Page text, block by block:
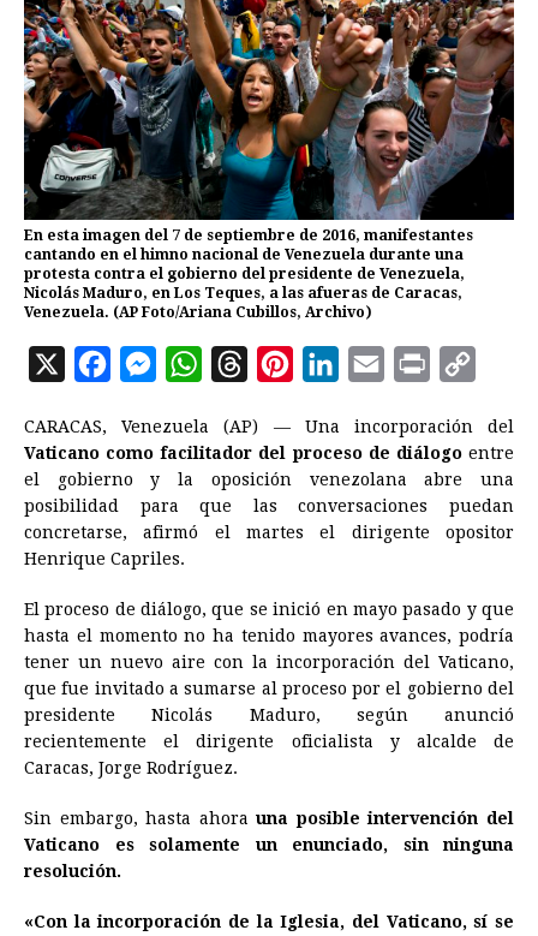
En esta imagen del 7 de septiembre de 2016, manifestantes
cantando en el himno nacional de Venezuela durante una
protesta contra el gobierno del presidente de Venezuela,
Nicolás Maduro, en Los Teques, a las afueras de Caracas,
Venezuela. (AP Foto/Ariana Cubillos, Archivo)
X
e
b
o
k
M
s
s
e
n
e
W
a
s
p
r
e
a
d
e
r
s
k
e
n
a
i
l
i
n
p
y
L
i
k
CARACAS, Venezuela (AP) — Una incorporación del
Vaticano como facilitador del proceso de diálogoentre
el gobierno y la oposición venezolana abre una
posibilidad para que las conversaciones puedan
concretarse, afirmó el martes el dirigente opositor
Henrique Capriles.
El proceso de diálogo, que se inició en mayo pasado y que
hasta el momento no ha tenido mayores avances, podría
tener un nuevo aire con la incorporación del Vaticano,
que fue invitado a sumarse al proceso por el gobierno del
presidente Nicolás Maduro, según anunció
recientemente el dirigente oficialista y alcalde de
Caracas, Jorge Rodríguez.
Sin embargo, hasta ahorauna posible intervención del
Vaticano es solamente un enunciado, sin ninguna
resolución.
«Con la incorporación de la Iglesia, del Vaticano, sí se